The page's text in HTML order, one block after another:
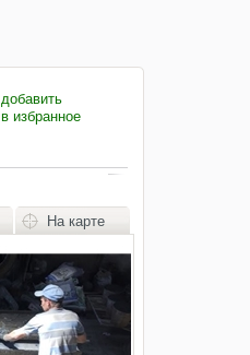
добавить
в избранное
На карте